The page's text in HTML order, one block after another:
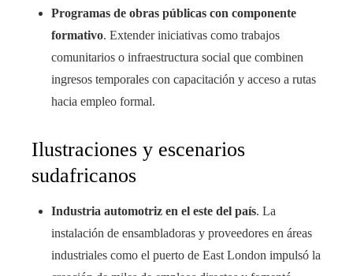
Programas de obras públicas con componente
formativo. Extender iniciativas como trabajos
comunitarios o infraestructura social que combinen
ingresos temporales con capacitación y acceso a rutas
hacia empleo formal.
Ilustraciones y escenarios
sudafricanos
Industria automotriz en el este del país. La
instalación de ensambladoras y proveedores en áreas
industriales como el puerto de East London impulsó la